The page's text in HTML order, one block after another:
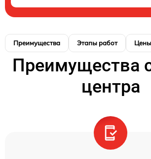
Преимущества Этапы работ Цены
Преимущества
центра